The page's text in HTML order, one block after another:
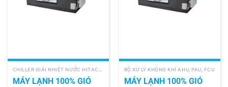
CHILLER GIẢI NHIỆT NƯỚC HITACHI
MÁY LẠNH 100% GIÓ
BỘ XỬ LÝ KHÔNG KHÍ AHU, PAU, FCU
MÁY LẠNH 100% GIÓ